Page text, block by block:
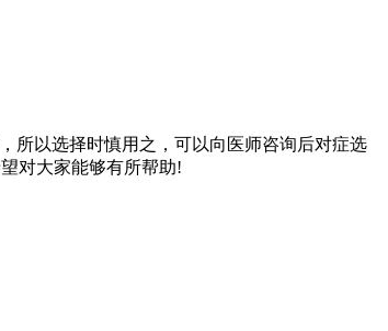
所以选择时慎用之，可以向医师咨询后对症选
对大家能够有所帮助!